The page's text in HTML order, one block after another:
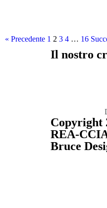
« Precedente 1 2 3 4 … 16
Il nostro
Copyright
REA-
Bruce